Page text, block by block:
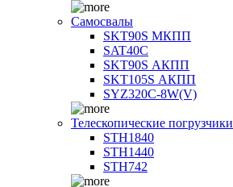
Самосвалы
SKT90S МКПП
SAT40C
SKT90S АКПП
SKT105S АКПП
SYZ320C-8W(V)
Телескопические погрузчики
STH1840
STH1440
STH742